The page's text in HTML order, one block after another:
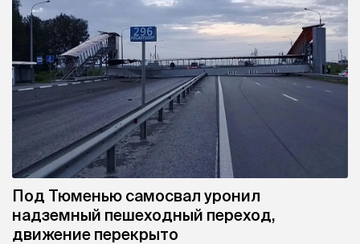
Под Тюменью самосвал уронил
надземный пешеходный переход,
движение перекрыто